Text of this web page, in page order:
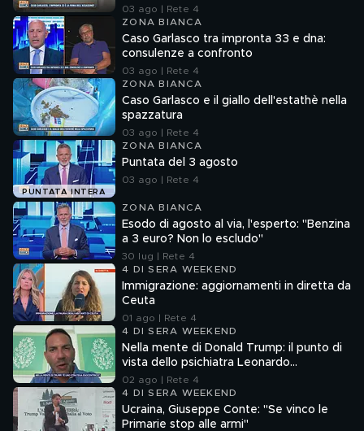
03 ago | Rete 4
ZONA BIANCA
Caso Garlasco tra impronta 33 e dna:
consulenze a confronto
03 ago | Rete 4
ZONA BIANCA
Caso Garlasco e il giallo dell'estathè nella
spazzatura
03 ago | Rete 4
PUNTATA INTERA
ZONA BIANCA
Puntata del 3 agosto
03 ago | Rete 4
ZONA BIANCA
Esodo di agosto al via, l'esperto: "Benzina
a 3 euro? Non lo escludo"
30 lug | Rete 4
4 DI SERA WEEKEND
Immigrazione: aggiornamenti in diretta da
Ceuta
01 ago | Rete 4
4 DI SERA WEEKEND
Nella mente di Donald Trump: il punto di
vista dello psichiatra Leonardo
Mendolicchio
02 ago | Rete 4
4 DI SERA WEEKEND
Ucraina, Giuseppe Conte: "Se vinco le
Primarie stop alle armi"